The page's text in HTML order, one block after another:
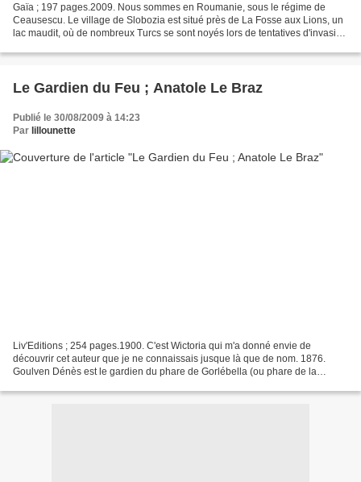
Gaïa ; 197 pages.2009. Nous sommes en Roumanie, sous le régime de
Ceausescu. Le village de Slobozia est situé près de La Fosse aux Lions, un
lac maudit, où de nombreux Turcs se sont noyés lors de tentatives d'invasion
Le Gardien du Feu ; Anatole Le Braz
Publié le 30/08/2009 à 14:23
Par lillounette
Liv'Editions ; 254 pages.1900. C'est Wictoria qui m'a donné envie de
découvrir cet auteur que je ne connaissais jusque là que de nom. 1876.
Goulven Dénès est le gardien du phare de Gorlébella (ou phare de la